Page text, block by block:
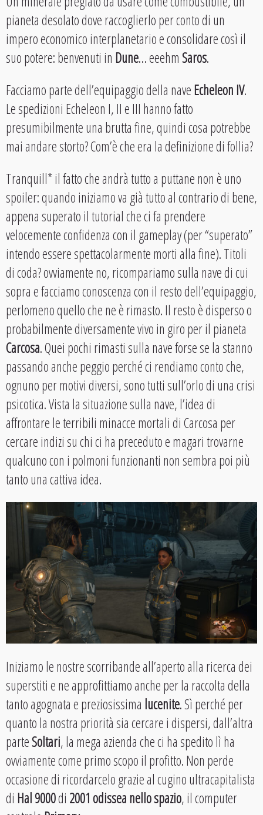
pianeta desolato dove raccoglierlo per conto di un
impero economico interplanetario e consolidare così il
suo potere: benvenuti in Dune… eeehmSaros.
Facciamo parte dell’equipaggio della naveEcheleon IV.
Le spedizioni Echeleon I, II e III hanno fatto
presumibilmente una brutta fine, quindi cosa potrebbe
mai andare storto? Com’è che era la definizione di follia?
Tranquill* il fatto che andrà tutto a puttane non è uno
spoiler: quando iniziamo va già tutto al contrario di bene,
appena superato il tutorial che ci fa prendere
velocemente confidenza con il gameplay (per “superato”
intendo essere spettacolarmente morti alla fine). Titoli
di coda? ovviamente no, ricompariamo sulla nave di cui
sopra e facciamo conoscenza con il resto dell’equipaggio,
perlomeno quello che ne è rimasto. Il resto è disperso o
probabilmente diversamente vivo in giro per il pianeta
Carcosa. Quei pochi rimasti sulla nave forse se la stanno
passando anche peggio perché ci rendiamo conto che,
ognuno per motivi diversi, sono tutti sull’orlo di una crisi
psicotica. Vista la situazione sulla nave, l’idea di
affrontare le terribili minacce mortali di Carcosa per
cercare indizi su chi ci ha preceduto e magari trovarne
qualcuno con i polmoni funzionanti non sembra poi più
tanto una cattiva idea.
Iniziamo le nostre scorribande all’aperto alla ricerca dei
superstiti e ne approfittiamo anche per la raccolta della
tanto agognata e preziosissima lucenite. Sì perché per
quanto la nostra priorità sia cercare i dispersi, dall’altra
parteSoltari, la mega azienda che ci ha spedito lì ha
ovviamente come primo scopo il profitto. Non perde
occasione di ricordarcelo grazie al cugino ultracapitalista
di Hal 9000di 2001 odissea nello spazio, il computer